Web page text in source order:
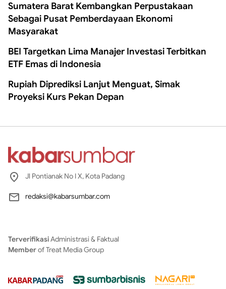
Sumatera Barat Kembangkan Perpustakaan
Sebagai Pusat Pemberdayaan Ekonomi
Masyarakat
BEI Targetkan Lima Manajer Investasi Terbitkan
ETF Emas di Indonesia
Rupiah Diprediksi Lanjut Menguat, Simak
Proyeksi Kurs Pekan Depan
Jl Pontianak No I X, Kota Padang
redaksi@kabarsumbar.com
TerverifikasiAdministrasi & Faktual
Memberof Treat Media Group